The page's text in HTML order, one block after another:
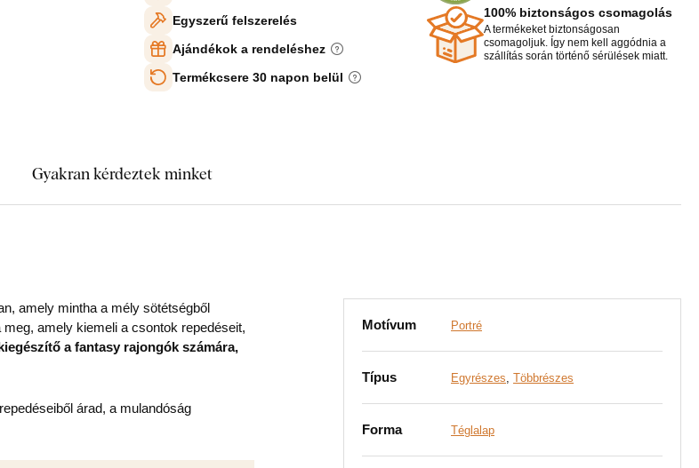
Egyszerű felszerelés
Ajándékok a rendeléshez
Termékcsere 30 napon belül
100% biztonságos csomagolás
A termékeket biztonságosan
csomagoljuk. Így nem kell aggódnia a
szállítás során történő sérülések miatt.
Gyakran kérdeztek minket
amely mintha a mély sötétségből
meg, amely kiemeli a csontok repedéseit,
a fantasy rajongók számára,
árad, a mulandóság
Motívum Portré
Típus Egyrészes, Többrészes
Forma Téglalap